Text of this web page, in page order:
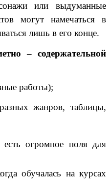
или выдуманные
могут намечаться в
лишь в его конце.
– содержательной
работы);
жанров, таблицы,
огромное поля для
обучалась на курсах